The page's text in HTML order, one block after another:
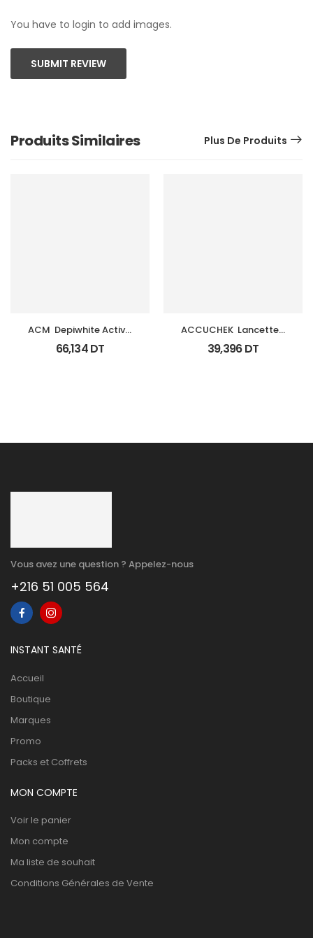
You have to login to add images.
SUBMIT REVIEW
Produits Similaires Plus De Produits
ACM  Depiwhite Active
Gel Unifiant Anti Taches
40Ml
66,134DT
ACCUCHEK  Lancettes
B/200 (Prochidia)
39,396DT
Vous avez une question ? Appelez-nous
+216 51 005 564
INSTANT SANTÉ
Accueil
Boutique
Marques
Promo
Packs et Coffrets
MON COMPTE
Voir le panier
Mon compte
Ma liste de souhait
Conditions Générales de Vente